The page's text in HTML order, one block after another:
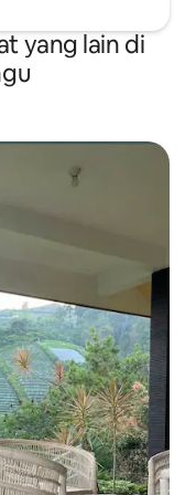
yang lain di